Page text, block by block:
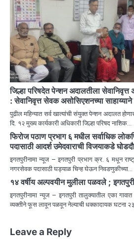
जिल्हा परिषदेत पेन्शन अदालतीला सेवानिवृत्त
: सेवानिवृत्त सेवक असोसिएशनच्या
पुढील महिन्यात सर्व खात्यांची संयुक्त पेन्शन अदालत
दि. १२ मुख्य कार्यकारी अधिकारी जिल्हा परिषद नाशिक…
फिरोज पठाण प्रभाग ६ मधील सर्वाधिक
पदासाठी आदर्श उमेदवाराची विजयाकडे
इगतपुरीनामा न्यूज – इगतपुरी प्रभाग क्र. ६ मधून
नगरसेवक पदासाठी घड्याळ चिन्ह घेऊन निवडणुकीच्या…
१४ वर्षीय अल्पवयीन मुलीला पळवले ;
इगतपुरीनामा न्यूज – इगतपुरी तालुक्यातील एका गावात
व्यक्तीने फूस लावून पळवून नेल्याची धक्कादायक घटना २३
Leave a Reply